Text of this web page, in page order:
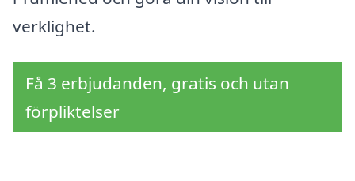
verklighet.
Få 3 erbjudanden, gratis och utan
förpliktelser